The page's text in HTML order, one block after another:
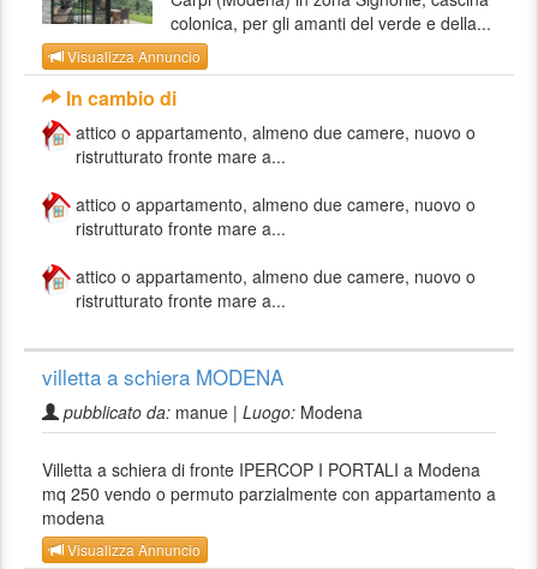
colonica, per gli amanti del verde e della...
Visualizza Annuncio
In cambio di
attico o appartamento, almeno due camere, nuovo o
ristrutturato fronte mare a...
attico o appartamento, almeno due camere, nuovo o
ristrutturato fronte mare a...
attico o appartamento, almeno due camere, nuovo o
ristrutturato fronte mare a...
villetta a schiera MODENA
pubblicato da: manue | Luogo: Modena
Villetta a schiera di fronte IPERCOP I PORTALI a Modena
mq 250 vendo o permuto parzialmente con appartamento a
modena
Visualizza Annuncio